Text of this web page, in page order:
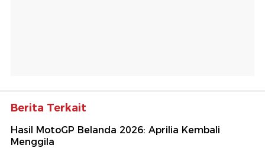
Berita Terkait
Hasil MotoGP Belanda 2026: Aprilia Kembali
Menggila